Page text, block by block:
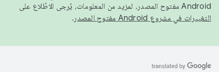
Android مفتوح المصدر. لمزيد من المعلومات، يُرجى الاطّلاع على
التغييرات في مشروع Android مفتوح المصدر
.